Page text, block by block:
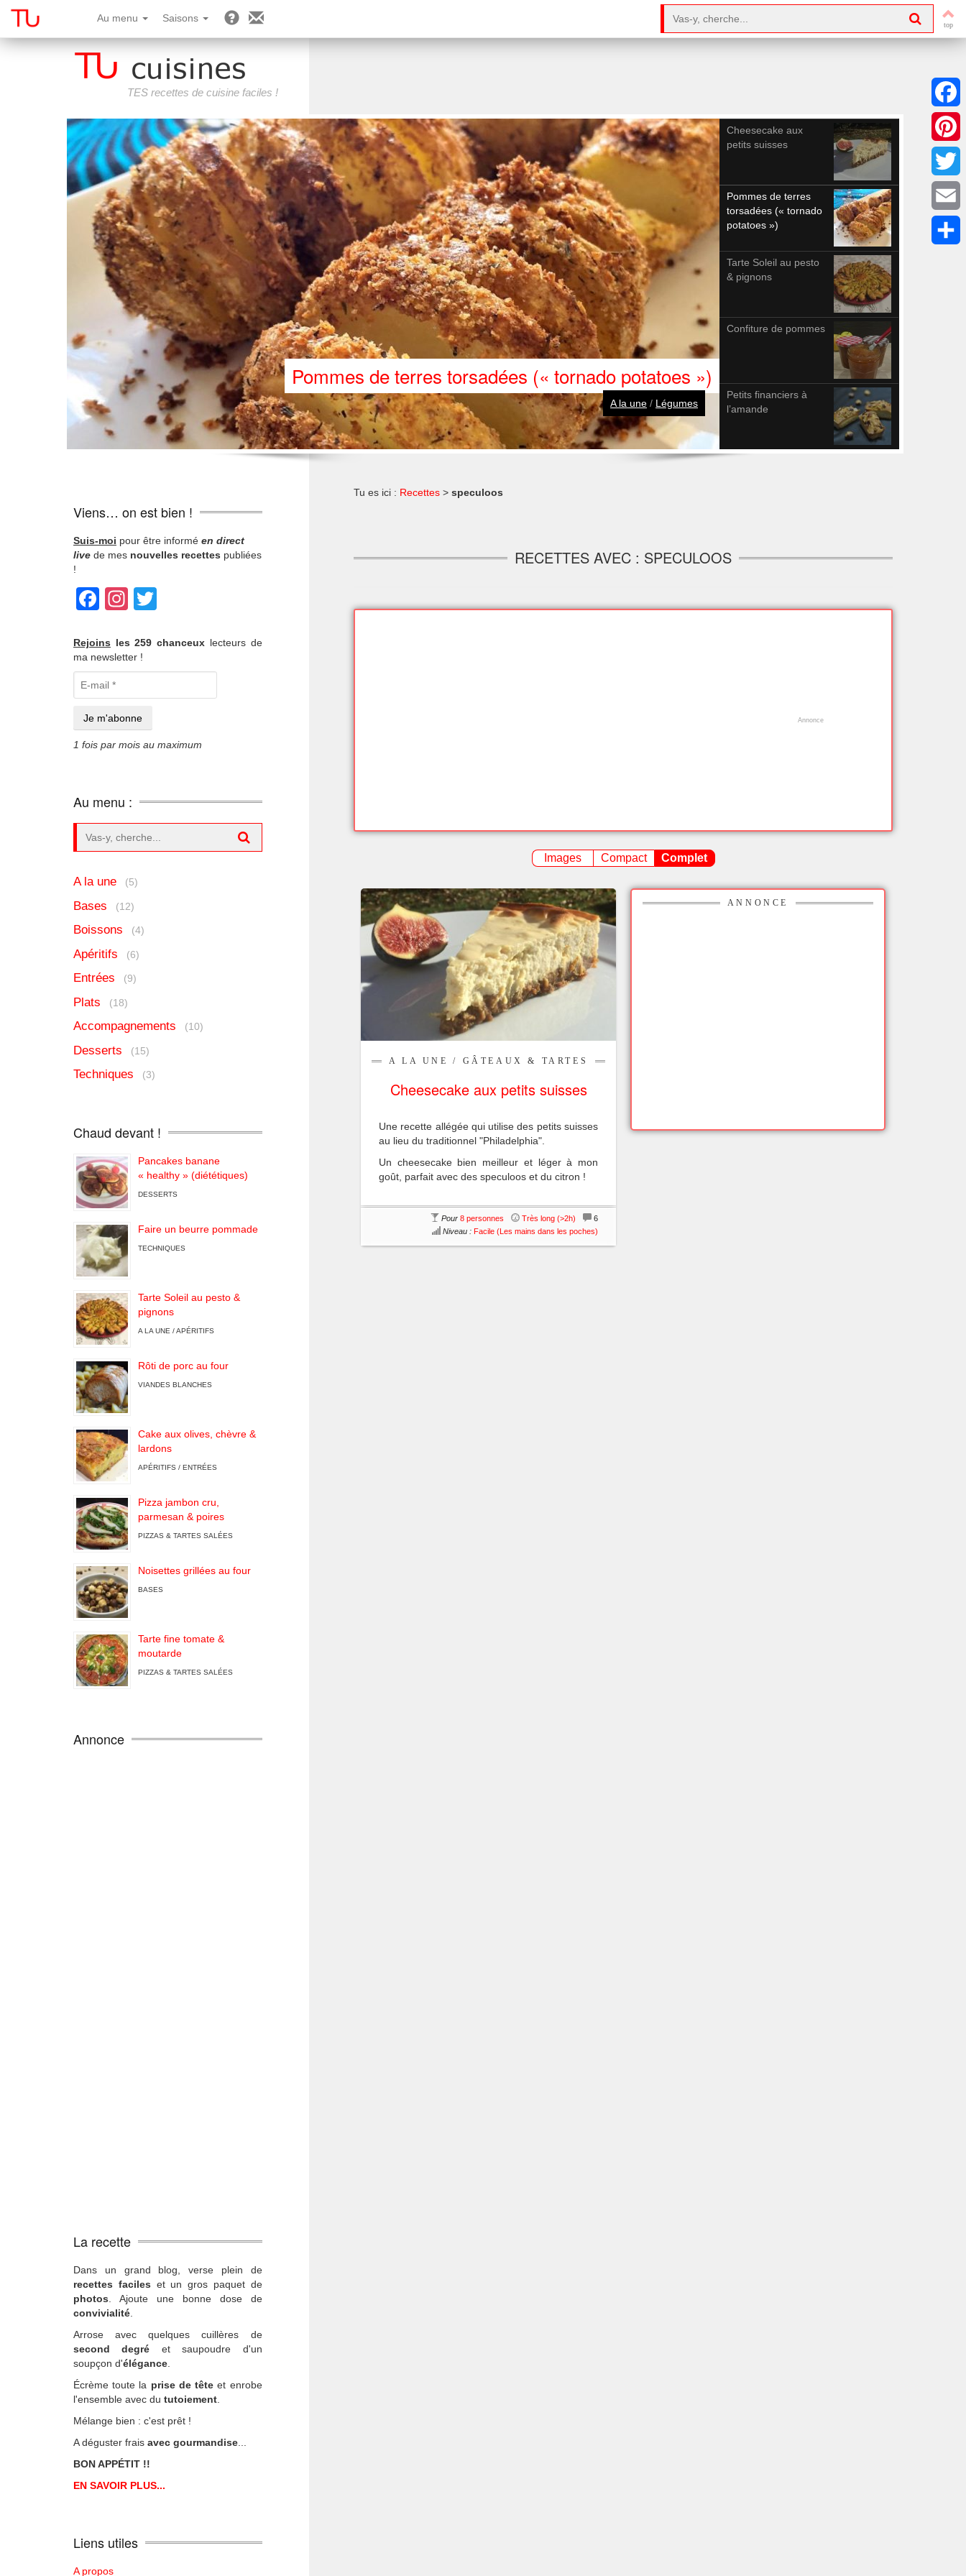
Au menu Saisons
TES recettes de cuisine faciles !
Cheesecake aux
petits suisses
Pommes de terres
torsadées (« tornado
potatoes »)
Tarte Soleil au pesto
& pignons
Confiture de pommes
Petits financiers à
l’amande
Pommes de terres torsadées (« tornado potatoes »)
A la une / Légumes
Tu es ici : Recettes > speculoos
RECETTES AVEC : SPECULOOS
Images Compact Complet
A LA UNE / GÂTEAUX & TARTES
Cheesecake aux petits suisses
Une recette allégée qui utilise des petits suisses
au lieu du traditionnel "Philadelphia".
Un cheesecake bien meilleur et léger à mon
goût, parfait avec des speculoos et du citron !
6
Très long (>2h)
Pour 8 personnes
Niveau : Facile (Les mains dans les poches)
ANNONCE
Viens… on est bien !
Suis-moi pour être informé en direct
live de mes nouvelles recettes publiées
!
Facebook
Instagram
Rejoins les 259 chanceux lecteurs de
ma newsletter !
1 fois par mois au maximum
Au menu :
A la une (5)
Bases (12)
Boissons (4)
Apéritifs (6)
Entrées (9)
Plats (18)
Accompagnements (10)
Desserts (15)
Techniques (3)
Chaud devant !
Pancakes banane
« healthy » (diététiques)
DESSERTS
Faire un beurre pommade
TECHNIQUES
Tarte Soleil au pesto &
pignons
A LA UNE / APÉRITIFS
Rôti de porc au four
VIANDES BLANCHES
Cake aux olives, chèvre &
lardons
APÉRITIFS / ENTRÉES
Pizza jambon cru,
parmesan & poires
PIZZAS & TARTES SALÉES
Noisettes grillées au four
BASES
Tarte fine tomate &
moutarde
PIZZAS & TARTES SALÉES
Annonce
La recette
Dans un grand blog, verse plein de
recettes faciles et un gros paquet de
photos . Ajoute une bonne dose de
convivialité
Arrose avec quelques cuillères de
second degré et saupoudre d'un
soupçon d'élégance
Écrème toute la prise de tête et enrobe
l'ensemble avec du tutoiement
Mélange bien : c'est prêt !
A déguster frais avec gourmandise
BON APPÉTIT !!
EN SAVOIR PLUS...
Liens utiles
A propos
Twitter
Email